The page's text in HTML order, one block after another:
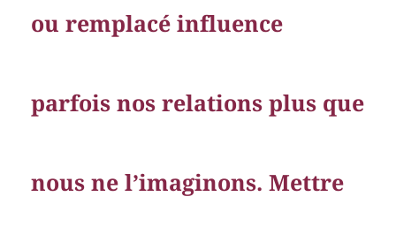
ou remplacé influence
parfois nos relations plus que
nous ne l’imaginons. Mettre